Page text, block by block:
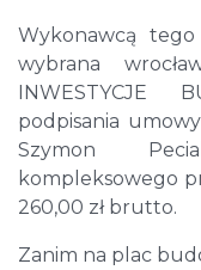
Wykonawcą tego
wybrana
INWESTYCJE
podpisania
Szymon
kompleksowego
260,00 zł brutto.
Zanim na plac